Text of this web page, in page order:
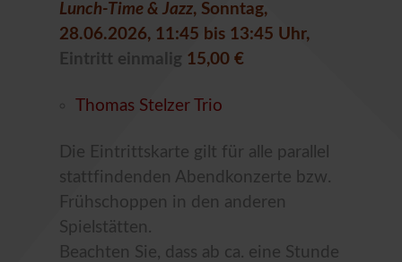
Lunch-Time & Jazz, Sonntag,
28.06.2026, 11:45 bis 13:45 Uhr,
Eintritt einmalig 15,00 €
Thomas Stelzer Trio
Die Eintrittskarte gilt für alle parallel
stattfindenden Abendkonzerte bzw.
Frühschoppen in den anderen
Spielstätten.
Beachten Sie, dass ab ca. eine Stunde